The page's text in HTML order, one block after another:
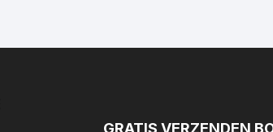
GRATIS VERZENDEN